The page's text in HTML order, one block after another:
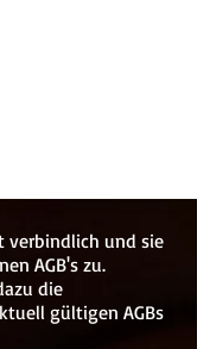
verbindlich und sie
AGB's zu.
die
gültigen AGBs